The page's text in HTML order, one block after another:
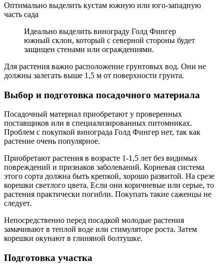
Оптимально выделить кустам южную или юго-западную
часть сада
Идеально выделить винограду Голд Фингер
южный склон, который с северной стороны будет
защищен стенами или ограждениями.
Для растения важно расположение грунтовых вод. Они не
должны залегать выше 1,5 м от поверхности грунта.
Выбор и подготовка посадочного материала
Посадочный материал приобретают у проверенных
поставщиков или в специализированных питомниках.
Проблем с покупкой винограда Голд Фингер нет, так как
растение очень популярное.
Приобретают растения в возрасте 1-1,5 лет без видимых
повреждений и признаков заболеваний. Корневая система
этого сорта должна быть крепкой, хорошо развитой. На срезе
корешки светлого цвета. Если они коричневые или серые, то
растения практически погибли. Покупать такие саженцы не
следует.
Непосредственно перед посадкой молодые растения
замачивают в теплой воде или стимуляторе роста. Затем
корешки окунают в глиняной болтушке.
Подготовка участка